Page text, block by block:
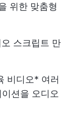
위한 맞춤형
스크립트 만
비디오* 여러
션을 오디오